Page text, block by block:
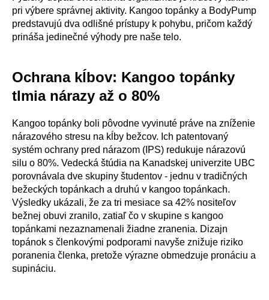
pri výbere správnej aktivity. Kangoo topánky a BodyPump
predstavujú dva odlišné prístupy k pohybu, pričom každý
prináša jedinečné výhody pre naše telo.
Ochrana kĺbov: Kangoo topánky
tlmia nárazy až o 80%
Kangoo topánky boli pôvodne vyvinuté práve na zníženie
nárazového stresu na kĺby bežcov. Ich patentovaný
systém ochrany pred nárazom (IPS) redukuje nárazovú
silu o 80%. Vedecká štúdia na Kanadskej univerzite UBC
porovnávala dve skupiny študentov - jednu v tradičných
bežeckých topánkach a druhú v kangoo topánkach.
Výsledky ukázali, že za tri mesiace sa 42% nositeľov
bežnej obuvi zranilo, zatiaľ čo v skupine s kangoo
topánkami nezaznamenali žiadne zranenia. Dizajn
topánok s členkovými podporami navyše znižuje riziko
poranenia členka, pretože výrazne obmedzuje pronáciu a
supináciu.